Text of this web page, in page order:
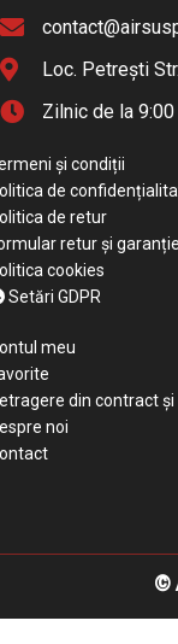
Loc. Petrești
Zilnic de la
și condiții
de
de retur
retur și garanție
cookies
Setări GDPR
meu
din contract
noi
©